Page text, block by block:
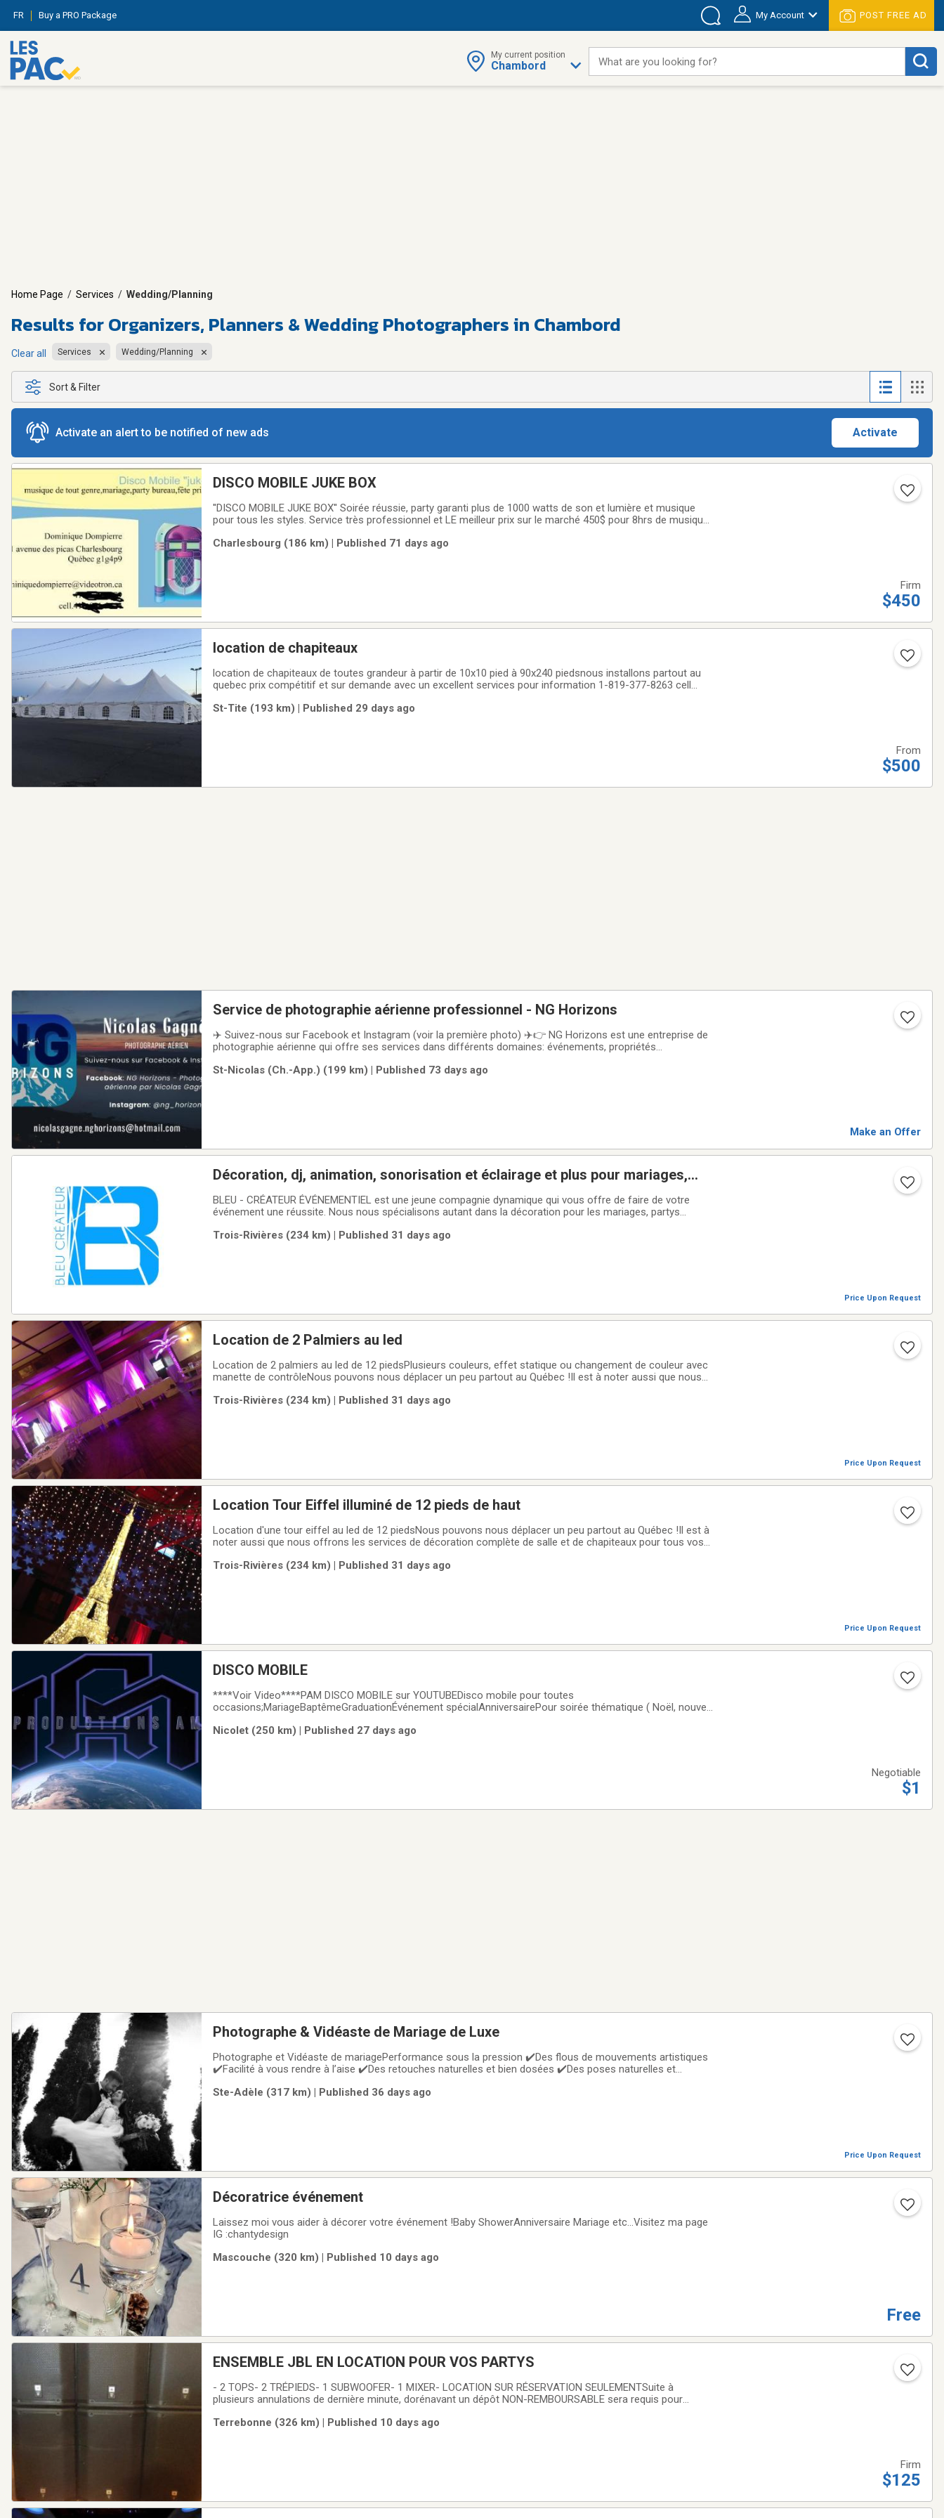
FR Buy a PRO Package My Account POST FREE AD
My current position
Chambord What are you looking for?
Home Page / Services / Wedding/Planning
Results forOrganizers, Planners & Wedding Photographers in Chambord
Clear all Services Wedding/Planning
Sort & Filter
Activate an alert to be notified of new ads Activate
DISCO MOBILE JUKE BOX
''DISCO MOBILE JUKE BOX'' Soirée réussie, party garanti plus de 1000 watts de son et lumière et musique
pour tous les styles. Service très professionnel et LE meilleur prix sur le marché 450$ pour 8hrs de musique
et au plaisir de vous
Charlesbourg (186 km) | Published 71 days ago
Firm
$450
location de chapiteaux
location de chapiteaux de toutes grandeur à partir de 10x10 pied à 90x240 piedsnous installons partout au
quebec prix compétitif et sur demande avec un excellent services pour information 1-819-377-8263 cell
St-Tite (193 km) | Published 29 days ago
From
$500
Service de photographie aérienne professionnel - NG Horizons
✈️ Suivez-nous sur Facebook et Instagram (voir la première photo) ✈️👉 NG Horizons est une entreprise de
photographie aérienne qui offre ses services dans différents domaines: événements, propriétés
référence en photographie aérienne pour
St-Nicolas (Ch.-App.) (199 km) | Published 73 days ago
Make an Offer
Décoration, dj, animation, sonorisation et éclairage et plus pour mariages,
corporatifs, bals, etc
BLEU - CRÉATEUR ÉVÉNEMENTIEL est une jeune compagnie dynamique qui vous offre de faire de votre
événement une réussite. Nous nous spécialisons autant dans la décoration pour les mariages, partys
animation, éclairage et sonorisation font partie de tout
Trois-Rivières (234 km) | Published 31 days ago
Price Upon Request
Location de 2 Palmiers au led
Location de 2 palmiers au led de 12 piedsPlusieurs couleurs, effet statique ou changement de couleur avec
manette de contrôleNous pouvons nous déplacer un peu partout au Québec !Il est à noter aussi que nous
passant par les mariages, les bals
Trois-Rivières (234 km) | Published 31 days ago
Price Upon Request
Location Tour Eiffel illuminé de 12 pieds de haut
Location d'une tour eiffel au led de 12 piedsNous pouvons nous déplacer un peu partout au Québec !Il est à
noter aussi que nous offrons les services de décoration complète de salle et de chapiteaux pour tous vos
Trois-Rivières (234 km) | Published 31 days ago
Price Upon Request
DISCO MOBILE
****Voir Video****PAM DISCO MOBILE sur YOUTUBEDisco mobile pour toutes
occasions;MariageBaptêmeGraduationÉvénement spécialAnniversairePour soirée thématique ( Noël, nouvel
watts de son500 watts de lumières laser…Sur réservation productionsam2026
Nicolet (250 km) | Published 27 days ago
Negotiable
$1
Photographe & Vidéaste de Mariage de Luxe
Photographe et Vidéaste de mariagePerformance sous la pression ✔️Des flous de mouvements artistiques
✔️Facilité à vous rendre à l’aise ✔️Des retouches naturelles et bien dosées ✔️Des poses naturelles et
experts maîtrisant toutes les techniques
Ste-Adèle (317 km) | Published 36 days ago
Price Upon Request
Décoratrice événement
Laissez moi vous aider à décorer votre événement !Baby ShowerAnniversaire Mariage etc...Visitez ma page
IG :chantydesign
Mascouche (320 km) | Published 10 days ago
Free
ENSEMBLE JBL EN LOCATION POUR VOS PARTYS
- 2 TOPS- 2 TRÉPIEDS- 1 SUBWOOFER- 1 MIXER- LOCATION SUR RÉSERVATION SEULEMENTSuite à
plusieurs annulations de dernière minute, dorénavant un dépôt NON-REMBOURSABLE sera requis pour
Terrebonne (326 km) | Published 10 days ago
Firm
$125